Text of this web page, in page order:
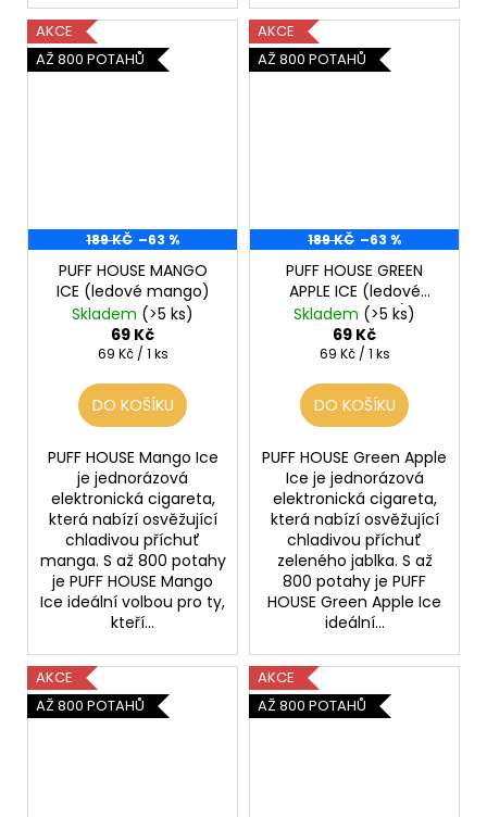
AKCE
AŽ 800 POTAHŮ
189 KČ –63 %
PUFF HOUSE MANGO
ICE (ledové mango)
Skladem (>5 ks)
69 Kč
Měrná
69 Kč / 1 ks
DO KOŠÍKU
PUFF HOUSE Mango Ice
je jednorázová
elektronická cigareta,
která nabízí osvěžující
chladivou příchuť
manga. S až 800 potahy
je PUFF HOUSE Mango
Ice ideální volbou pro ty,
kteří...
AKCE
AŽ 800 POTAHŮ
189 KČ –63 %
PUFF HOUSE GREEN
APPLE ICE (ledové
zelené jablko)
Skladem (>5 ks)
69 Kč
Měrná
69 Kč / 1 ks
DO KOŠÍKU
PUFF HOUSE Green Apple
Ice je jednorázová
elektronická cigareta,
která nabízí osvěžující
chladivou příchuť
zeleného jablka. S až
800 potahy je PUFF
HOUSE Green Apple Ice
ideální...
AKCE
AŽ 800 POTAHŮ
AKCE
AŽ 800 POTAHŮ